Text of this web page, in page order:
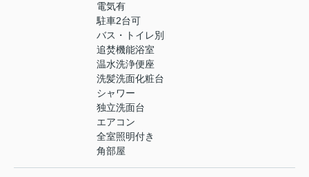
電気有
駐車2台可
バス・トイレ別
追焚機能浴室
温水洗浄便座
洗髪洗面化粧台
シャワー
独立洗面台
エアコン
全室照明付き
角部屋